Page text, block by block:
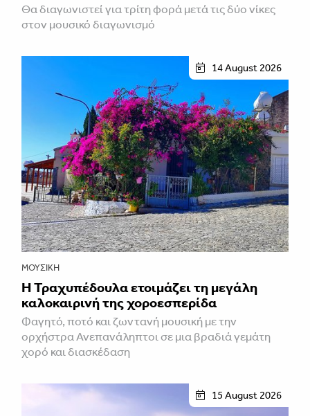
Θα διαγωνιστεί για τρίτη φορά μετά τις δύο νίκες
στον μουσικό διαγωνισμό
14 August 2026
ΜΟΥΣΙΚΉ
Η Τραχυπέδουλα ετοιμάζει τη μεγάλη
καλοκαιρινή της χοροεσπερίδα
Φαγητό, ποτό και ζωντανή μουσική με την
ορχήστρα Ανεπανάληπτοι σε μια βραδιά γεμάτη
χορό και διασκέδαση
15 August 2026